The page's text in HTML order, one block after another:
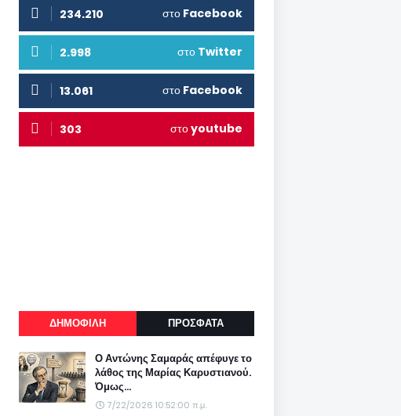
234.210 στο Facebook
2.998 στο Twitter
13.061 στο Facebook
303 στοyoutube
ΔΗΜΟΦΙΛΗ ΠΡΟΣΦΑΤΑ
Ο Αντώνης Σαμαράς απέφυγε το
λάθος της Μαρίας Καρυστιανού.
Όμως...
7/22/2026 10:52:00 π.μ.